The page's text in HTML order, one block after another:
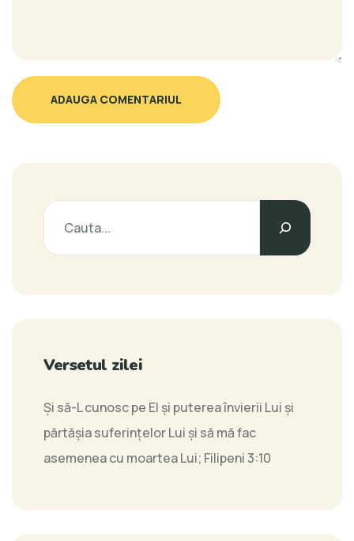
ADAUGA COMENTARIUL
Versetul zilei
Şi să-L cunosc pe El şi puterea învierii Lui şi
părtăşia suferinţelor Lui şi să mă fac
asemenea cu moartea Lui; Filipeni 3:10